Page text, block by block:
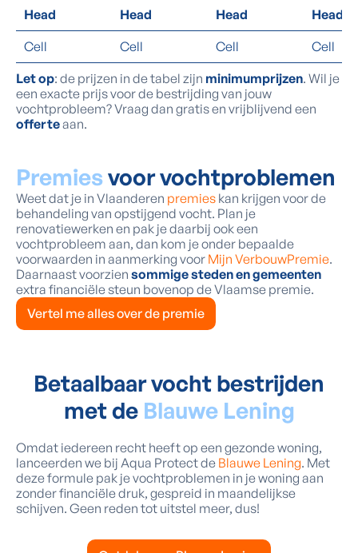
Head
Head Head
Head
Cell
Cell Cell
Cell
Let op: de prijzen in de tabel zijn minimumprijzen. Wil je
een exacte prijs voor de bestrijding van jouw
vochtprobleem? Vraag dan gratis en vrijblijvend een
offerteaan.
Premiesvoor vochtproblemen
Weet dat je in Vlaanderen premies kan krijgen voor de
behandeling van opstijgend vocht. Plan je
renovatiewerken en pak je daarbij ook een
vochtprobleem aan, dan kom je onder bepaalde
voorwaarden in aanmerking voor Mijn VerbouwPremie.
Daarnaast voorzien sommige steden en gemeenten
extra financiële steun bovenop de Vlaamse premie.
Vertel me alles over de premie
Betaalbaar vocht bestrijden
met de Blauwe Lening
Omdat iedereen recht heeft op een gezonde woning,
lanceerden we bij Aqua Protect de Blauwe Lening. Met
deze formule pak je vochtproblemen in je woning aan
zonder financiële druk, gespreid in maandelijkse
schijven. Geen reden tot uitstel meer, dus!